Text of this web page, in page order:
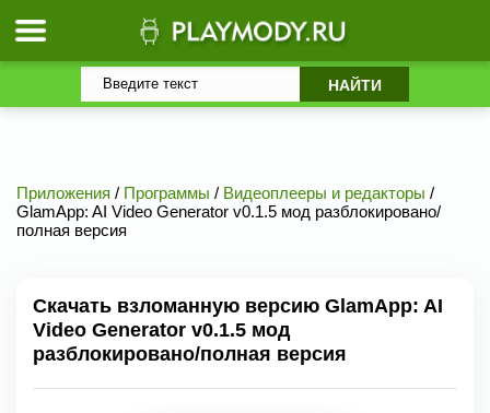
Приложения / Программы / Видеоплееры и редакторы /
GlamApp: AI Video Generator v0.1.5 мод разблокировано/
полная версия
Скачать взломанную версию GlamApp: AI
Video Generator v0.1.5 мод
разблокировано/полная версия